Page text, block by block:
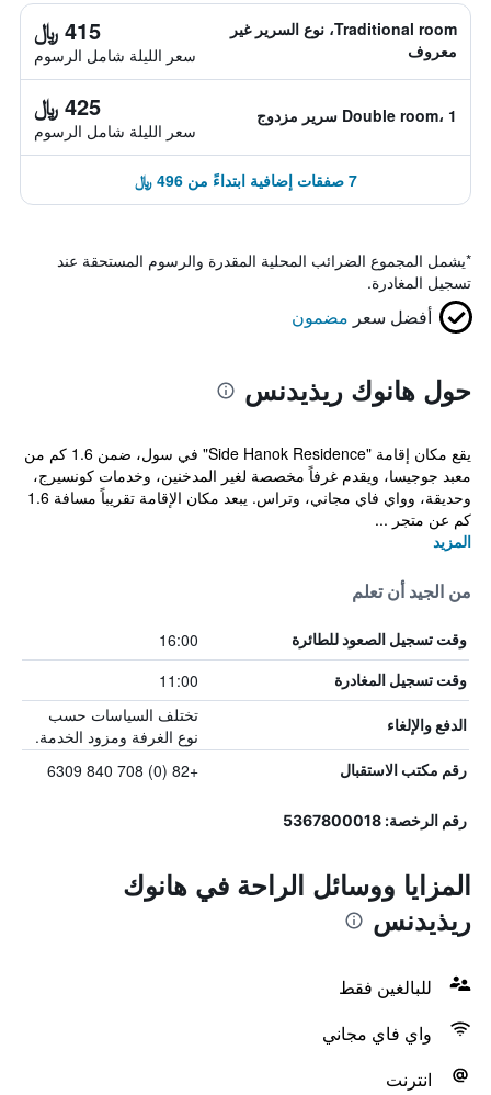
Traditional room، نوع السرير غير
معروف
415 ﷼
سعر الليلة شامل الرسوم
Double room، 1 سرير مزدوج 425 ﷼
سعر الليلة شامل الرسوم
7 صفقات إضافية ابتداءً من 496 ﷼
*يشمل المجموع الضرائب المحلية المقدرة والرسوم المستحقة عند
تسجيل المغادرة.
أفضل سعر مضمون
حول هانوك ريذيدنس
يقع مكان إقامة "Side Hanok Residence" في سول، ضمن 1.6 كم من
معبد جوجيسا، ويقدم غرفاً مخصصة لغير المدخنين، وخدمات كونسيرج،
وحديقة، وواي فاي مجاني، وتراس. يبعد مكان الإقامة تقريباً مسافة 1.6
كم عن متجر ...
المزيد
من الجيد أن تعلم
وقت تسجيل الصعود للطائرة 16:00
وقت تسجيل المغادرة 11:00
الدفع والإلغاء
تختلف السياسات حسب
نوع الغرفة ومزود الخدمة.
رقم مكتب الاستقبال +82 (0) 708 840 6309
رقم الرخصة: 5367800018
المزايا ووسائل الراحة في هانوك
ريذيدنس
للبالغين فقط
واي فاي مجاني
انترنت